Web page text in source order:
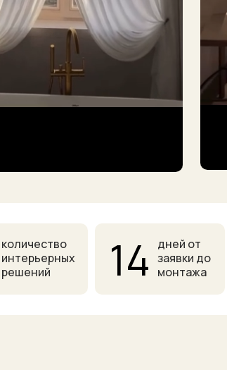
14
дней от
заявки до
монтажа
количество
интерьерных
решений